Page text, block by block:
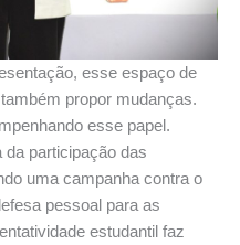
esse espaço de
propor mudanças.
esse papel.
participação das
uma campanha contra o
pessoal para as
estudantil faz